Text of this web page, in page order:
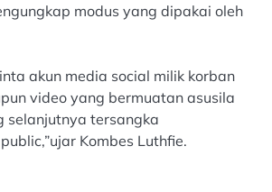
modus yang dipakai oleh
akun media social milik korban
video yang bermuatan asusila
selanjutnya tersangka
Kombes Luthfie.